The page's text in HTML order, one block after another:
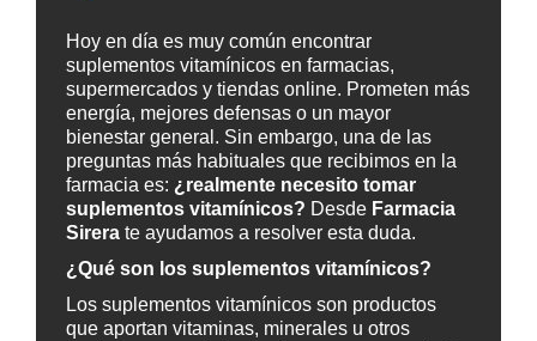
Hoy en día es muy común encontrar
suplementos vitamínicos en farmacias,
supermercados y tiendas online. Prometen más
energía, mejores defensas o un mayor
bienestar general. Sin embargo, una de las
preguntas más habituales que recibimos en la
farmacia es: ¿realmente necesito tomar
suplementos vitamínicos? Desde Farmacia
Sirera te ayudamos a resolver esta duda.
¿Qué son los suplementos vitamínicos?
Los suplementos vitamínicos son productos
que aportan vitaminas, minerales u otros